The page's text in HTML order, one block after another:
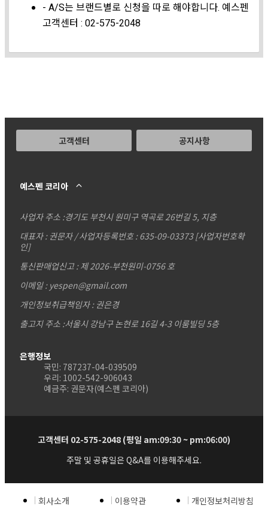
- A/S는 브랜드별로 신청을 따로 해야합니다. 예스펜
고객센터 : 02-575-2048
고객센터 공지사항
예스펜 코리아
사업자 주소 :경기도 부천시 원미구 역곡로 26번길 5, 지층
대표자 : 권문자 / 사업자등록번호 : 635-09-03373[사업자번호확
인]
통신판매업신고 : 제 2026-부천원미-0756 호
이메일 : yespen@gmail.com
개인정보취급책임자 : 권은경
출고지 주소 :서울시 강남구 논현로 16길 4-3 이룸빌딩 5층
은행정보
국민: 787237-04-039509
우리: 1002-542-906043
예금주: 권문자(예스펜 코리아)
고객센터 02-575-2048 (평일 am:09:30 ~ pm:06:00)
주말 및 공휴일은 Q&A를 이용해주세요.
회사소개 이용약관 개인정보처리방침